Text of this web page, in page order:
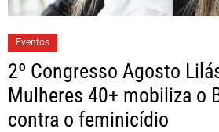
Eventos
2º Congresso Agosto
Mulheres 40+ mobiliza o
contra o feminicídio